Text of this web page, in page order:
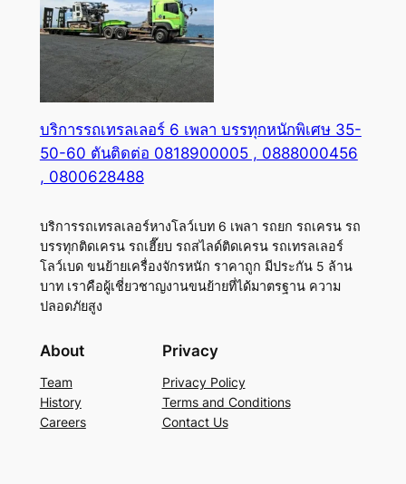
บริการรถเทรลเลอร์ 6 เพลา บรรทุกหนักพิเศษ 35-
50-60 ตันติดต่อ 0818900005 , 0888000456
, 0800628488
บริการรถเทรลเลอร์หางโลว์เบท 6 เพลา รถยก รถเครน รถ
บรรทุกติดเครน รถเฮี๊ยบ รถสไลด์ติดเครน รถเทรลเลอร์
โลว์เบด ขนย้ายเครื่องจักรหนัก ราคาถูก มีประกัน 5 ล้าน
บาท เราคือผู้เชี่ยวชาญงานขนย้ายที่ได้มาตรฐาน ความ
ปลอดภัยสูง
About
Team
History
Careers
Privacy
Privacy Policy
Terms and Conditions
Contact Us